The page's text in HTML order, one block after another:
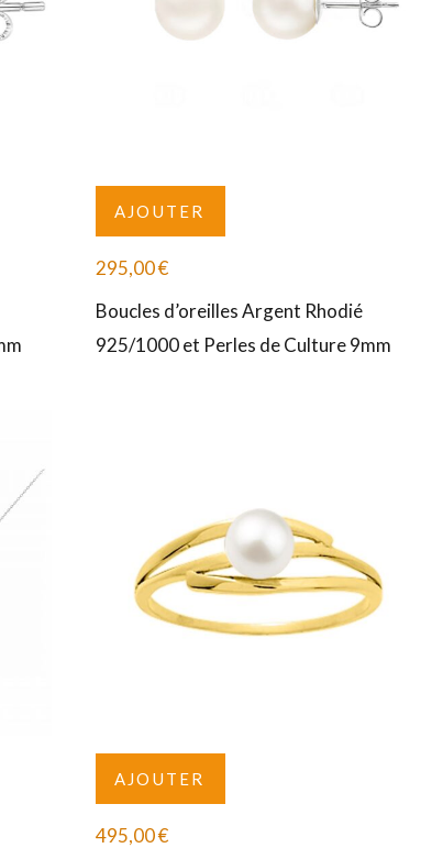
AJOUTER
295,00€
Boucles d’oreilles Argent Rhodié
925/1000 et Perles de Culture 9mm
AJOUTER
495,00€